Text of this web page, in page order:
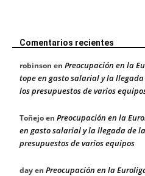
Comentarios recientes
robinson en Preocupación en la
tope en gasto salarial y la
los presupuestos de varios
Toñejoen Preocupación en la
en gasto salarial y la llegada de
presupuestos de varios equipos
dayen Preocupación en la